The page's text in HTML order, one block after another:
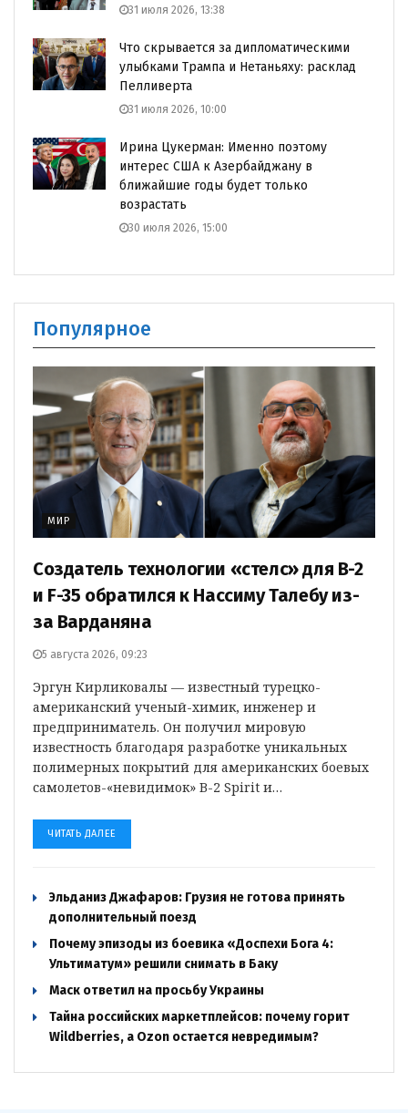
31 июля 2026, 13:38
Что скрывается за дипломатическими
улыбками Трампа и Нетаньяху: расклад
Пелливерта
31 июля 2026, 10:00
Ирина Цукерман: Именно поэтому
интерес США к Азербайджану в
ближайшие годы будет только
возрастать
30 июля 2026, 15:00
Популярное
МИР
Создатель технологии «стелс» для B-2
и F-35 обратился к Нассиму Талебу из-
за Варданяна
5 августа 2026, 09:23
Эргун Кирликовалы — известный турецко-
американский ученый-химик, инженер и
предприниматель. Он получил мировую
известность благодаря разработке уникальных
полимерных покрытий для американских боевых
самолетов-«невидимок» B-2 Spirit и…
ЧИТАТЬ ДАЛЕЕ
Эльданиз Джафаров: Грузия не готова принять
дополнительный поезд
Почему эпизоды из боевика «Доспехи Бога 4:
Ультиматум» решили снимать в Баку
Маск ответил на просьбу Украины
Тайна российских маркетплейсов: почему горит
Wildberries, а Ozon остается невредимым?